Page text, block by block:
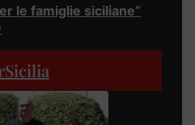
le famiglie siciliane”